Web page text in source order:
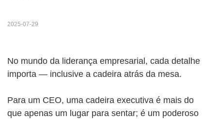
2025-07-29
No mundo da liderança empresarial, cada detalhe
importa — inclusive a cadeira atrás da mesa.
Para um CEO, uma cadeira executiva é mais do
que apenas um lugar para sentar; é um poderoso